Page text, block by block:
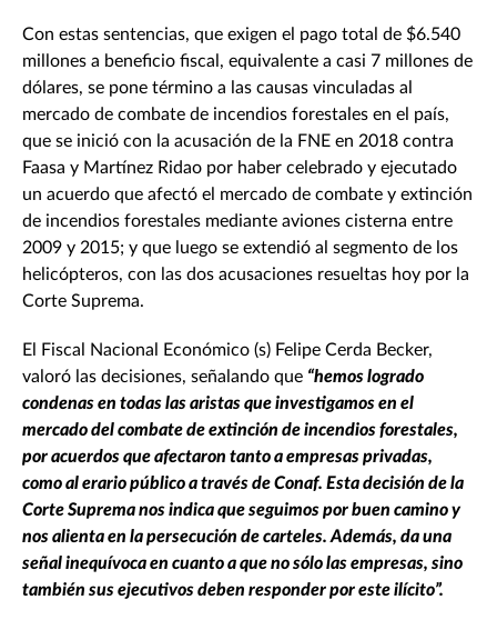
Con estas sentencias, que exigen el pago total de $6.540
millones a beneficio fiscal, equivalente a casi 7 millones de
dólares, se pone término a las causas vinculadas al
mercado de combate de incendios forestales en el país,
que se inició con la acusación de la FNE en 2018 contra
Faasa y Martínez Ridao por haber celebrado y ejecutado
un acuerdo que afectó el mercado de combate y extinción
de incendios forestales mediante aviones cisterna entre
2009 y 2015; y que luego se extendió al segmento de los
helicópteros, con las dos acusaciones resueltas hoy por la
Corte Suprema.
El Fiscal Nacional Económico (s) Felipe Cerda Becker,
valoró las decisiones, señalando que “hemos logrado
condenas en todas las aristas que investigamos en el
mercado del combate de extinción de incendios forestales,
por acuerdos que afectaron tanto a empresas privadas,
como al erario público a través de Conaf. Esta decisión de la
Corte Suprema nos indica que seguimos por buen camino y
nos alienta en la persecución de carteles. Además, da una
señal inequívoca en cuanto a que no sólo las empresas, sino
también sus ejecutivos deben responder por este ilícito”.